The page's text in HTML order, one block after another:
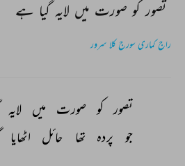
تصور کو صورت میں لایہ گیا ہے
راج کماری سورج کلا سرور
تصور کو صورت میں لایہ
جو
پردہ تھا حائل اٹھایا